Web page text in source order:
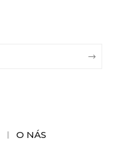
O NÁS